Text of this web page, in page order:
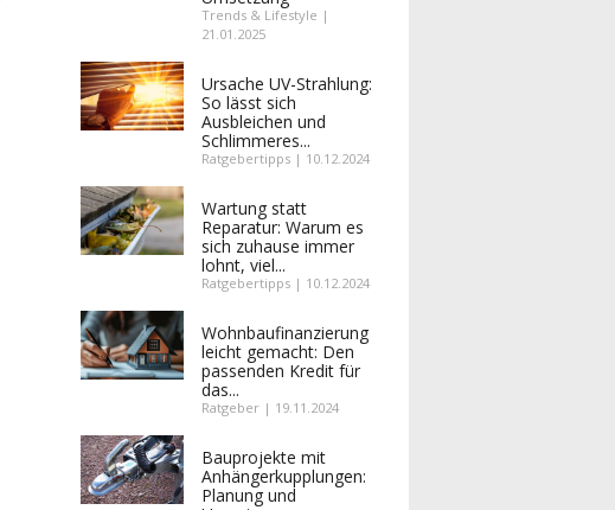
Trends & Lifestyle |
21.01.2025
Ursache UV-Strahlung:
So lässt sich
Ausbleichen und
Schlimmeres...
Ratgebertipps | 10.12.2024
Wartung statt
Reparatur: Warum es
sich zuhause immer
lohnt, viel...
Ratgebertipps | 10.12.2024
Wohnbaufinanzierung
leicht gemacht: Den
passenden Kredit für
das...
Ratgeber | 19.11.2024
Bauprojekte mit
Anhängerkupplungen:
Planung und